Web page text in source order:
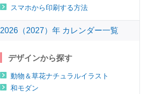
スマホから印刷する方法
2026（2027）年 カレンダー一覧
デザインから探す
動物＆草花ナチュラルイラスト
和モダン